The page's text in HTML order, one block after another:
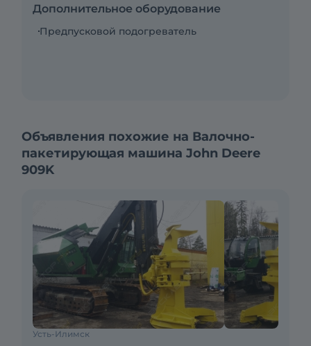
Дополнительное оборудование
Предпусковой подогреватель
Объявления похожие на Валочно-
пакетирующая машина John Deere
909K
Усть-Илимск